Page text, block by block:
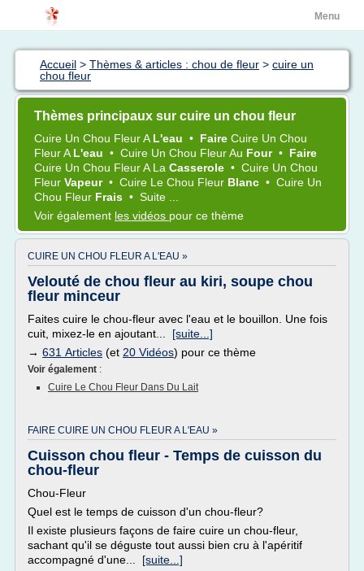
Menu
Accueil > Thèmes & articles : chou de fleur > cuire un
chou fleur
Thèmes principaux sur cuire un chou fleur
Cuire Un Chou FleurA L'eau • Faire Cuire Un Chou
FleurA L'eau • Cuire Un Chou FleurAu Four • Faire
Cuire Un Chou FleurA La Casserole • Cuire Un Chou
Fleur Vapeur • Cuire Le Chou Fleur Blanc • Cuire Un
Chou Fleur Frais • Suite ...
Voir également les vidéos pour ce thème
CUIRE UN CHOU FLEUR A L'EAU »
Velouté de chou fleur au kiri, soupe chou
fleur minceur
Faites cuire le chou-fleur avec l'eau et le bouillon. Une fois
cuit, mixez-le en ajoutant... [suite...]
→ 631 Articles (et 20 Vidéos) pour ce thème
Voir également :
Cuire Le Chou Fleur Dans Du Lait
FAIRE CUIRE UN CHOU FLEUR A L'EAU »
Cuisson chou fleur - Temps de cuisson du
chou-fleur
Chou-Fleur
Quel est le temps de cuisson d'un chou-fleur?
Il existe plusieurs façons de faire cuire un chou-fleur,
sachant qu'il se déguste tout aussi bien cru à l'apéritif
accompagné d'une... [suite...]